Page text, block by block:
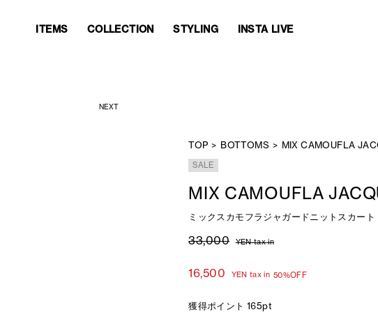
ITEMS
COLLECTION
STYLING
INSTA LIVE
NEXT
BLACK
TOP BOTTOMS MIX CAMOUFLA
SALE
MIX CAMOUFLA
ミックスカモフラジャガードニットスカート
33,000 YEN tax in
16,500 YEN tax in 50%OFF
獲得ポイント 165pt